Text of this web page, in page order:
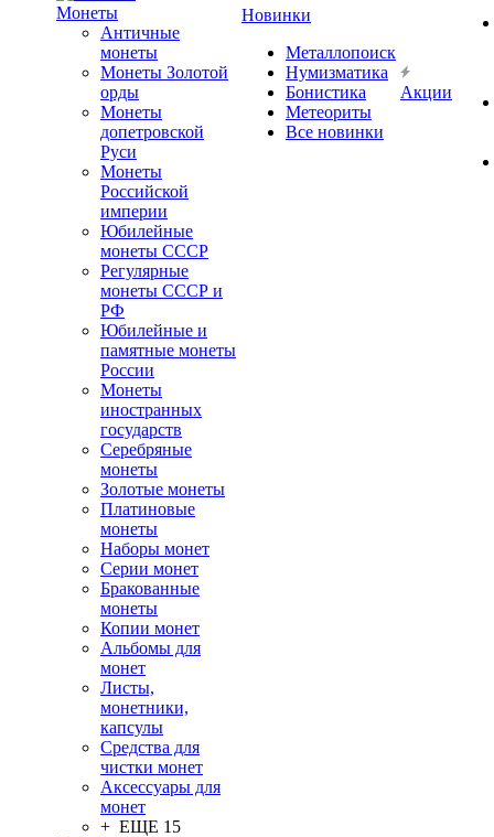
Монеты
Античные
монеты
Монеты Золотой
орды
Монеты
допетровской
Руси
Монеты
Российской
империи
Юбилейные
монеты СССР
Регулярные
монеты СССР и
РФ
Юбилейные и
памятные монеты
России
Монеты
иностранных
государств
Серебряные
монеты
Золотые монеты
Платиновые
монеты
Наборы монет
Серии монет
Бракованные
монеты
Копии монет
Альбомы для
монет
Листы,
монетники,
капсулы
Средства для
чистки монет
Аксессуары для
монет
+ ЕЩЕ 15
Новинки
Металлопоиск
Нумизматика
Бонистика
Метеориты
Все новинки
Акции